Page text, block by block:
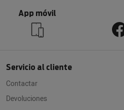
App móvil
Servicio al cliente
Contactar
Devoluciones